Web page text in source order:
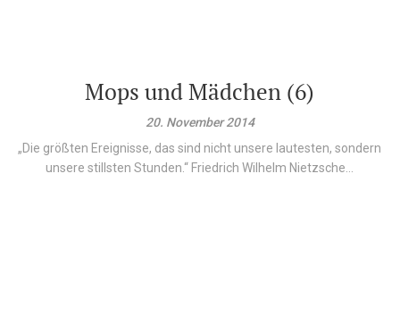
Mops und Mädchen (6)
20. November 2014
„Die größten Ereignisse, das sind nicht unsere lautesten, sondern
unsere stillsten Stunden.“ Friedrich Wilhelm Nietzsche...